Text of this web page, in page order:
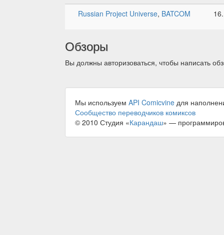
Russian Project Universe, BATCOM
Обзоры
Вы должны авторизоваться, чтобы написать
Мы используем API Comicvine для
Сообщество переводчиков комиксов
© 2010 Студия «Карандаш» —